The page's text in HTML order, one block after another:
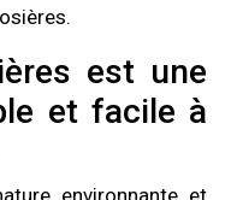
est une
et facile à
environnante et